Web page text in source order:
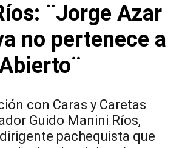
¨Jorge Azar
no pertenece a
con Caras y Caretas
Guido Manini Ríos,
pachequista que